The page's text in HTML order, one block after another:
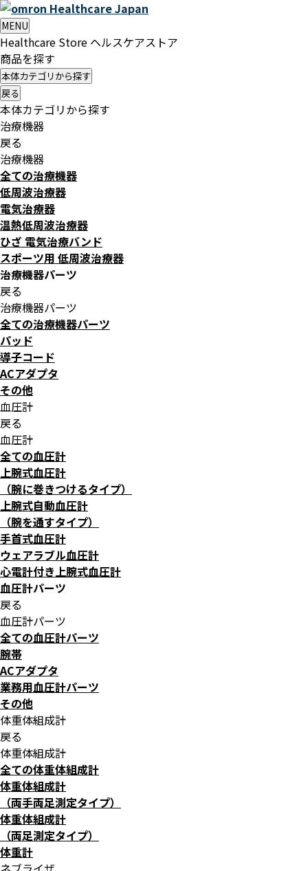
HealthcareJapan
MENU
Healthcare Store ヘルスケアストア
商品を探す
本体カテゴリから探す
戻る
本体カテゴリから探す
治療機器
戻る
治療機器
全ての治療機器
低周波治療器
電気治療器
温熱低周波治療器
ひざ 電気治療バンド
スポーツ用 低周波治療器
治療機器パーツ
戻る
治療機器パーツ
全ての治療機器パーツ
パッド
導子コード
ACアダプタ
その他
血圧計
戻る
血圧計
全ての血圧計
上腕式血圧計
（腕に巻きつけるタイプ）
上腕式自動血圧計
（腕を通すタイプ）
手首式血圧計
ウェアラブル血圧計
心電計付き上腕式血圧計
血圧計パーツ
戻る
血圧計パーツ
全ての血圧計パーツ
腕帯
ACアダプタ
業務用血圧計パーツ
その他
体重体組成計
戻る
体重体組成計
全ての体重体組成計
体重体組成計
（両手両足測定タイプ）
体重体組成計
（両足測定タイプ）
体重計